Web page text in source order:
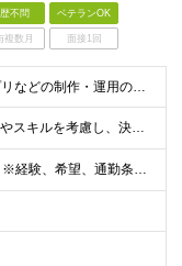
不問 ベテランOK
複数月 面接1回
■Webサイト、EC、アプリなどの制作・運用のディレクションに関わった実務経験をお持ちの方（目安1年以上） ◆HTML、CSS、JavaScriptに関する基礎知識 ■学歴不問 Webディレクターの
月給370,400円〜 ※経験やスキルを考慮し、決定いたします ※上記金額には固定残業代（30時間分/70,400円～）を含みます。超過分は別途全額支給いたします ※試用期間6カ月あり（期間中の給与・
◆リモート案件率89.2% ※経験、希望、通勤条件、案件状況を踏まえて配属先を決定します ※転居を伴う転勤はありません 一都三県のクライアント先＋在宅勤務（案件により異なります） 【本社】東京都千代